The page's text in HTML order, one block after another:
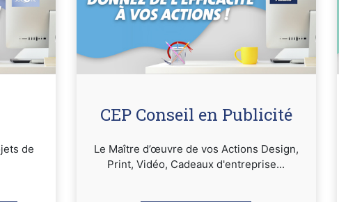
de
CEP Conseil en Publicité
Le Maître d’œuvre de vos Actions Design,
Print, Vidéo, Cadeaux d'entreprise...